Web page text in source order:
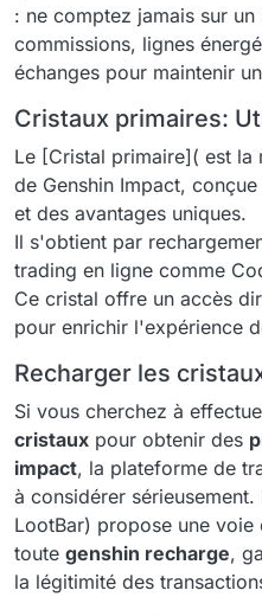
: ne comptez jamais sur
commissions, lignes
échanges pour maintenir
Cristaux primaires:
Le [Cristal primaire]( est la
de Genshin Impact,
et des avantages uniques.
Il s'obtient par
trading en ligne comme
Ce cristal offre un accès
pour enrichir l'expérience
Recharger les
Si vous cherchez à
cristaux pour obtenir des
impact, la plateforme de
à considérer sérieusement.
LootBar) propose une
toute genshin recharge,
la légitimité des